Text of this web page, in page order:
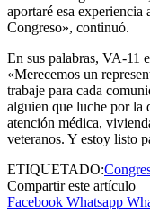
aportaré esa experiencia
Congreso», continuó.
En sus palabras, VA-11
«Merecemos un
trabaje para cada
alguien que luche por la
atención médica,
veteranos. Y estoy listo
ETIQUETADO:
Compartir este artículo
Facebook Whatsapp